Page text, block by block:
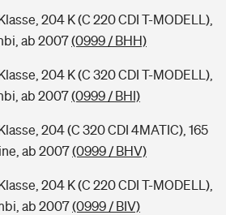
204 K (C 220 CDI T-MODELL),
ab 2007(0999 / BHH)
204 K (C 320 CDI T-MODELL),
ab 2007(0999 / BHI)
204 (C 320 CDI 4MATIC), 165
ab 2007(0999 / BHV)
204 K (C 220 CDI T-MODELL),
ab 2007(0999 / BIV)